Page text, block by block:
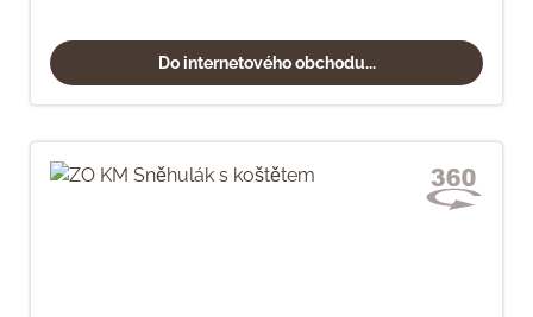
Do internetového obchodu...